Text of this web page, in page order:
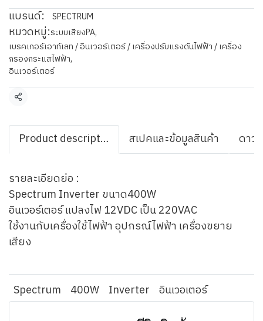
แบรนด์:
SPECTRUM
หมวดหมู่:ระบบเสียงPA,
เบรคเกอร์เอาท์เลท / อินเวอร์เตอร์ / เครื่องปรับแรงดันไฟฟ้า / เครื่อง
กรองกระแสไฟฟ้า,
อินเวอร์เตอร์
แชร์
Product description สเปคและข้อมูลสินค้า ดาว
รายละเอียดย่อ :
Spectrum Inverter ขนาด400W
อินเวอร์เตอร์ แปลงไฟ 12VDC เป็น 220VAC
ใช้งานกับเครื่องใช้ไฟฟ้า อุปกรณ์ไฟฟ้า เครื่องขยาย
เสียง
Spectrum 400W Inverter อินเวอเตอร์